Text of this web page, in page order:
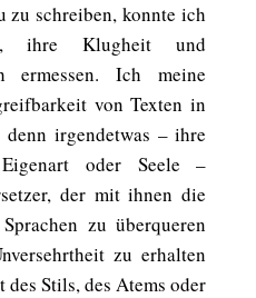
zu schreiben, konnte ich
ihre Klugheit und
ermessen. Ich meine
von Texten in
denn irgendetwas – ihre
oder Seele –
der mit ihnen die
zu überqueren
zu erhalten
Stils, des Atems oder